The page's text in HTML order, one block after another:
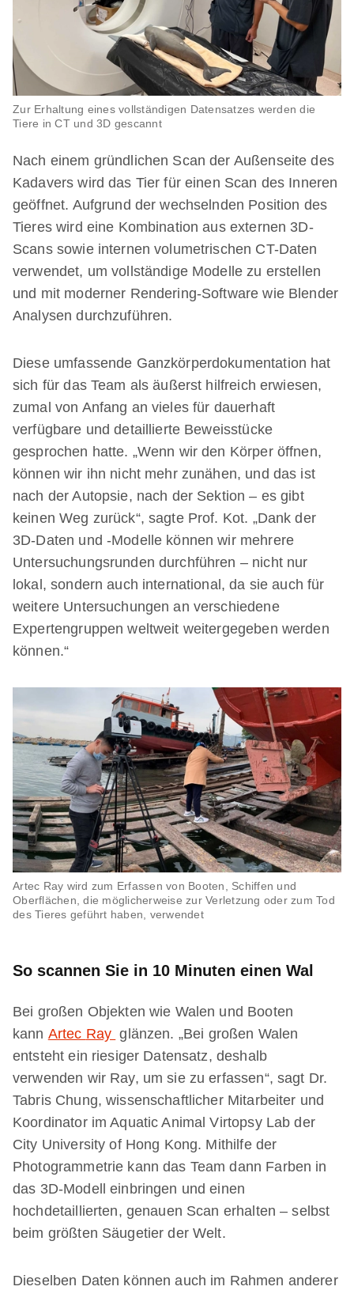
Zur Erhaltung eines vollständigen Datensatzes werden die
Tiere in CT und 3D gescannt
Nach einem gründlichen Scan der Außenseite des
Kadavers wird das Tier für einen Scan des Inneren
geöffnet. Aufgrund der wechselnden Position des
Tieres wird eine Kombination aus externen 3D-
Scans sowie internen volumetrischen CT-Daten
verwendet, um vollständige Modelle zu erstellen
und mit moderner Rendering-Software wie Blender
Analysen durchzuführen.
Diese umfassende Ganzkörperdokumentation hat
sich für das Team als äußerst hilfreich erwiesen,
zumal von Anfang an vieles für dauerhaft
verfügbare und detaillierte Beweisstücke
gesprochen hatte. „Wenn wir den Körper öffnen,
können wir ihn nicht mehr zunähen, und das ist
nach der Autopsie, nach der Sektion – es gibt
keinen Weg zurück“, sagte Prof. Kot. „Dank der
3D-Daten und -Modelle können wir mehrere
Untersuchungsrunden durchführen – nicht nur
lokal, sondern auch international, da sie auch für
weitere Untersuchungen an verschiedene
Expertengruppen weltweit weitergegeben werden
können.“
Artec Ray wird zum Erfassen von Booten, Schiffen und
Oberflächen, die möglicherweise zur Verletzung oder zum Tod
des Tieres geführt haben, verwendet
So scannen Sie in 10 Minuten einen Wal
Bei großen Objekten wie Walen und Booten
kann Artec Ray glänzen. „Bei großen Walen
entsteht ein riesiger Datensatz, deshalb
verwenden wir Ray, um sie zu erfassen“, sagt Dr.
Tabris Chung, wissenschaftlicher Mitarbeiter und
Koordinator im Aquatic Animal Virtopsy Lab der
City University of Hong Kong. Mithilfe der
Photogrammetrie kann das Team dann Farben in
das 3D-Modell einbringen und einen
hochdetaillierten, genauen Scan erhalten – selbst
beim größten Säugetier der Welt.
Dieselben Daten können auch im Rahmen anderer